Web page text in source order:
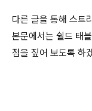
다른 글을 통해 스트
본문에서는 쉴드 태
점을 짚어 보도록 하